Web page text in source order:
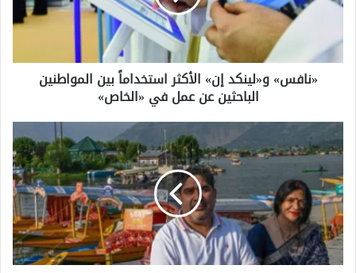
بين
المواطنين
الباحثين
عن
«نافس» و«لينكد إن» الأكثر استخداماً بين المواطنين
الباحثين عن عمل في «الخاص»
"السياح
هم
شريان
الحياة
لدينا":
التقاط
القطع
في
كشمير